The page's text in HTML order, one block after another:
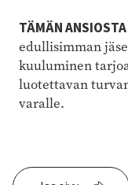
TÄMÄN ANSIOSTA
edullisimman
kuuluminen
luotettavan
varalle.